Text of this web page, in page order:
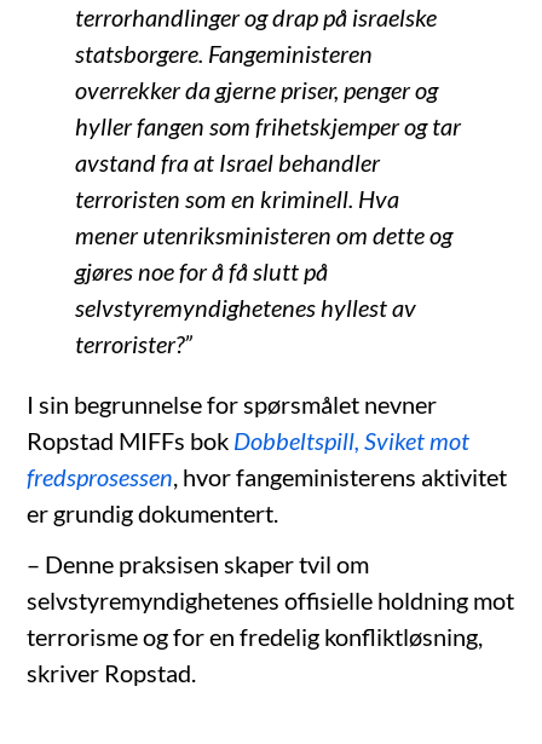
terrorhandlinger og drap på israelske
statsborgere. Fangeministeren
overrekker da gjerne priser, penger og
hyller fangen som frihetskjemper og tar
avstand fra at Israel behandler
terroristen som en kriminell. Hva
mener utenriksministeren om dette og
gjøres noe for å få slutt på
selvstyremyndighetenes hyllest av
terrorister?”
I sin begrunnelse for spørsmålet nevner
Ropstad MIFFs bok Dobbeltspill, Sviket mot
fredsprosessen , hvor fangeministerens aktivitet
er grundig dokumentert.
– Denne praksisen skaper tvil om
selvstyremyndighetenes offisielle holdning mot
terrorisme og for en fredelig konfliktløsning,
skriver Ropstad.